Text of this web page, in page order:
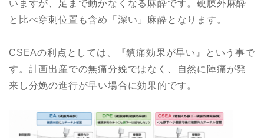
いますが、足まで動かなくなる麻酔です。硬膜外麻酔
と比べ穿刺位置も含め「深い」麻酔となります。
CSEAの利点としては、『鎮痛効果が早い』という事で
す。計画出産での無痛分娩ではなく、自然に陣痛が発
来し分娩の進行が早い場合に効果的です。